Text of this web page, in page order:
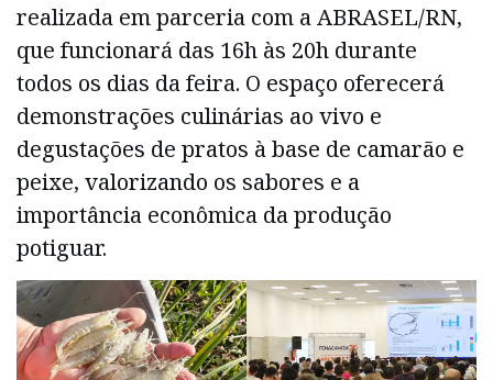
realizada em parceria com a ABRASEL/RN,
que funcionará das 16h às 20h durante
todos os dias da feira. O espaço oferecerá
demonstrações culinárias ao vivo e
degustações de pratos à base de camarão e
peixe, valorizando os sabores e a
importância econômica da produção
potiguar.